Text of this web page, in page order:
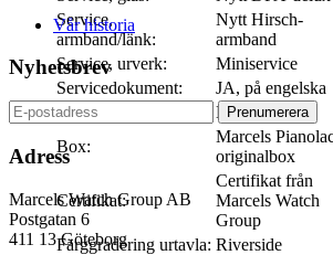
Service,
armband/länk:
Nytt Hirsch-
armband
Service, urverk:
Miniservice
Servicedokument:
JA, på engelska
Värderingsintyg:
NEJ
Box:
Marcels
originalbox
Certifikat:
Certifikat från
Marcels Watch
Group
Färggradering urtavla: Riverside
Vår historia
Nyhetsbrev
Adress
Marcels Watch Group AB
Postgatan 6
411 13 Göteborg